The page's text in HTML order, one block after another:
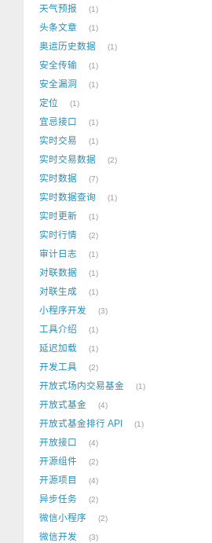
天气预报 1
头条文章 1
奥运历史数据 1
安全传输 1
安全漏洞 1
定位 1
宜忌接口 1
实时交易 1
实时交易数据 2
实时数据 7
实时数据查询 1
实时更新 1
实时行情 2
审计日志 1
对联数据 1
对联生成 1
小程序开发 3
工具介绍 1
延迟加载 1
开发工具 2
开放式场内交易基金 1
开放式基金 4
开放式基金排行 API 1
开放接口 4
开源组件 2
开源项目 4
异步任务 2
微信小程序 2
微信开发 3